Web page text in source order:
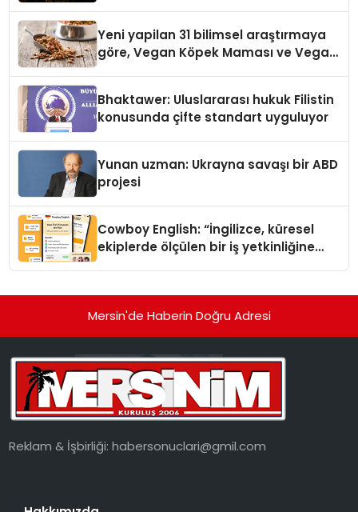
Yeni yapilan 31 bilimsel araştırmaya
göre, Vegan Köpek Maması ve Vegan
Bhaktawer: Uluslararası hukuk Filistin
konusunda çifte standart uyguluyor
Yunan uzman: Ukrayna savaşı bir ABD
projesi
Cowboy English: “İngilizce, küresel
ekiplerde ölçülen bir iş yetkinliğine
Mersin'de Haberin Doğru Adresi
Reklam & İşbirliği:habersonuclari@gmil.com